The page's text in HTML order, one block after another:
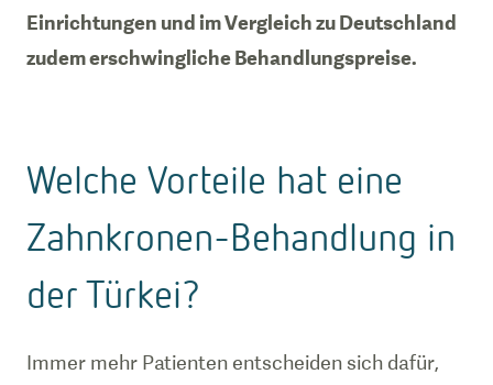
Einrichtungen und im Vergleich zu Deutschland
zudem erschwingliche Behandlungspreise.
Welche Vorteile hat eine
Zahnkronen-Behandlung in
der Türkei?
Immer mehr Patienten entscheiden sich dafür,